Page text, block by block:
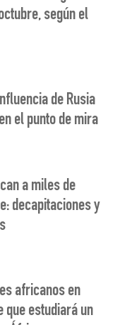
según el
de Rusia
el punto de mira
a miles de
decapitaciones y
africanos en
que estudiará un